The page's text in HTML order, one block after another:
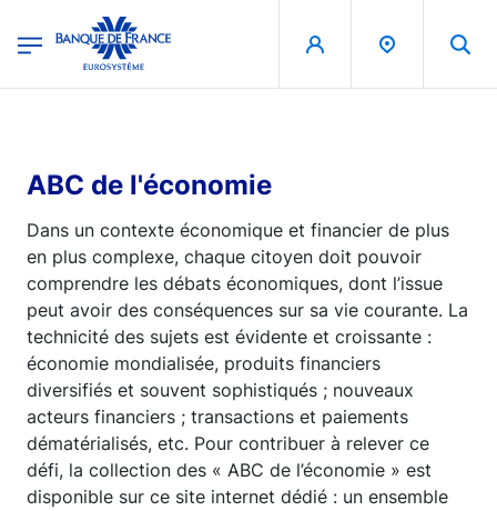
Banque de France - Menu Principal
ABC de l'économie
Dans un contexte économique et financier de plus
en plus complexe, chaque citoyen doit pouvoir
comprendre les débats économiques, dont l’issue
peut avoir des conséquences sur sa vie courante. La
technicité des sujets est évidente et croissante :
économie mondialisée, produits financiers
diversifiés et souvent sophistiqués ; nouveaux
acteurs financiers ; transactions et paiements
dématérialisés, etc. Pour contribuer à relever ce
défi, la collection des « ABC de l’économie » est
disponible sur ce site internet dédié : un ensemble